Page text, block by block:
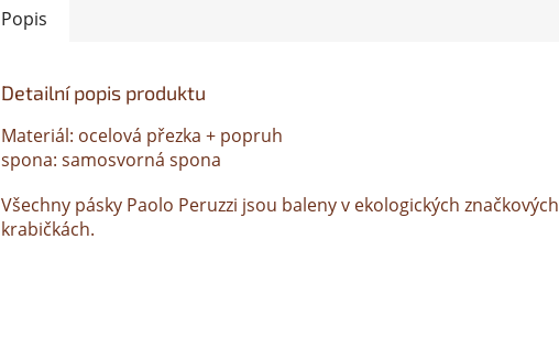
Popis
Detailní popis produktu
Materiál: ocelová přezka + popruh
spona: samosvorná spona
Všechny pásky Paolo Peruzzi jsou baleny v ekologických značkových
krabičkách.